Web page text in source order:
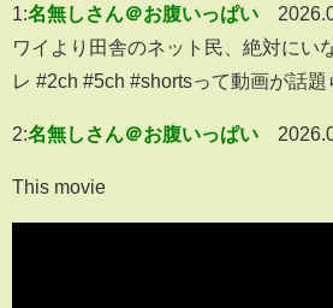
1:名無しさん＠お腹いっぱい
ワイより田舎のネット民、絶対にい
レ #2ch #5ch #shortsって動画が話題
2:名無しさん＠お腹いっぱい
This movie